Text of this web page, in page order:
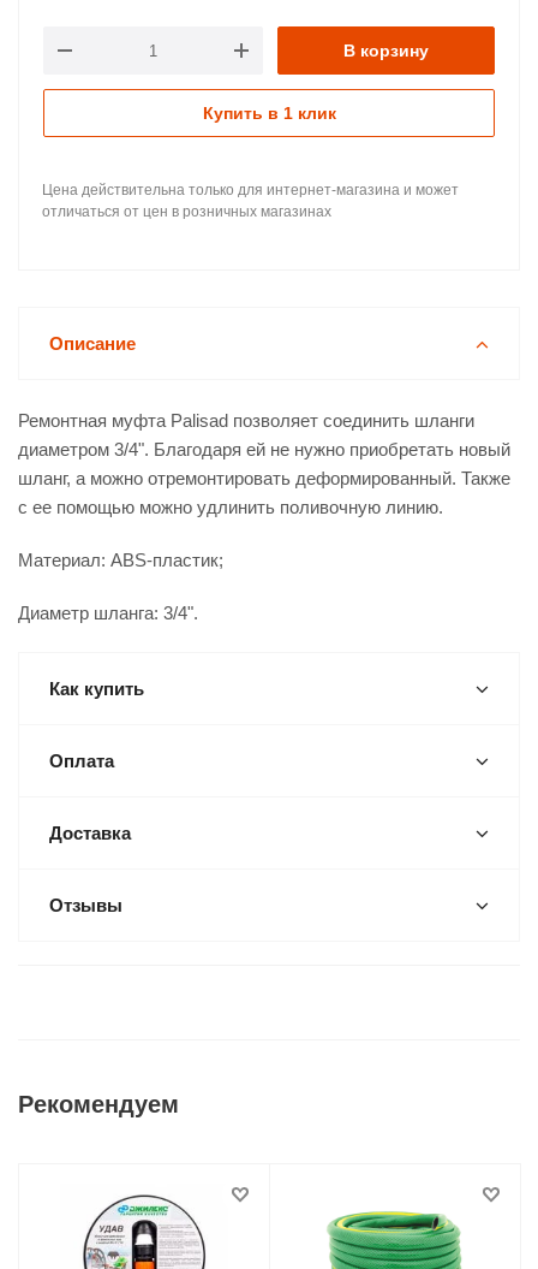
В корзину
Купить в 1 клик
Цена действительна только для интернет-магазина и может
отличаться от цен в розничных магазинах
Описание
Ремонтная муфта Palisad позволяет соединить шланги
диаметром 3/4". Благодаря ей не нужно приобретать новый
шланг, а можно отремонтировать деформированный. Также
с ее помощью можно удлинить поливочную линию.
Материал: ABS-пластик;
Диаметр шланга: 3/4".
Как купить
Оплата
Доставка
Отзывы
Рекомендуем